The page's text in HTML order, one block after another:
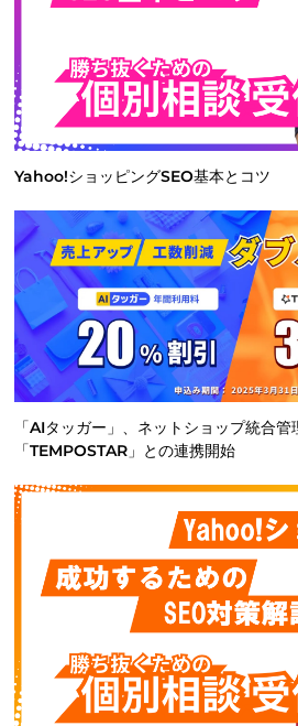
Yahoo!ショッピングSEO基本とコツ
「AIタッガー」、ネットショップ統合管
「TEMPOSTAR」との連携開始